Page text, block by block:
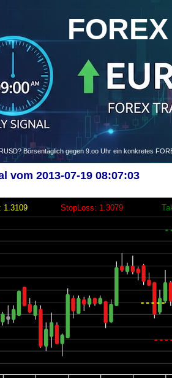
Börsentäglich gegen 9.oo Uhr ein konkretes
vom 2013-07-19 08:07:03
1.3109 StopLoss: 1.3079